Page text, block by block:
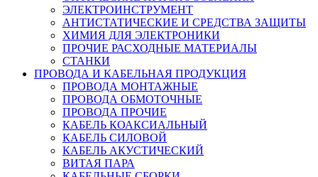
ЭЛЕКТРОИНСТРУМЕНТ
АНТИСТАТИЧЕСКИЕ И СРЕДСТВА ЗАЩИТЫ
ХИМИЯ ДЛЯ ЭЛЕКТРОНИКИ
ПРОЧИЕ РАСХОДНЫЕ МАТЕРИАЛЫ
СТАНКИ
ПРОВОДА И КАБЕЛЬНАЯ ПРОДУКЦИЯ
ПРОВОДА МОНТАЖНЫЕ
ПРОВОДА ОБМОТОЧНЫЕ
ПРОВОДА ПРОЧИЕ
КАБЕЛЬ КОАКСИАЛЬНЫЙ
КАБЕЛЬ СИЛОВОЙ
КАБЕЛЬ АКУСТИЧЕСКИЙ
ВИТАЯ ПАРА